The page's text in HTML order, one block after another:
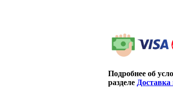
Подробнее об
разделе Доставка